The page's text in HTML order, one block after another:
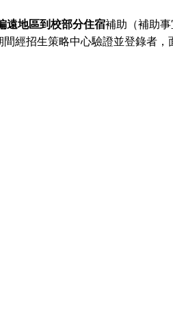
遠地區到校部分住宿補助（補助事
經招生策略中心驗證並登錄者，